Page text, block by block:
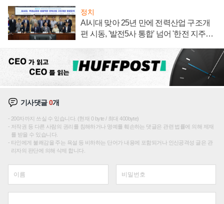
정치
AI시대 맞아 25년 만에 전력산업 구조개
편 시동, '발전5사 통합' 넘어 '한전 지주사'
기사댓글0개
200자까지 쓰실 수 있습니다. (현재 0 byte / 최대 400byte)
저작권 등 다른 사람의 권리를 침해하거나 명예를 훼손하는 댓글은 관련 법률에 의해 제재
를 받을 수 있습니다.
타인에게 불쾌감을 주는 욕설 등 비하하는 단어가 내용에 포함되거나 인신공격성 글은 관
리자의 판단에 의해 삭제 합니다.